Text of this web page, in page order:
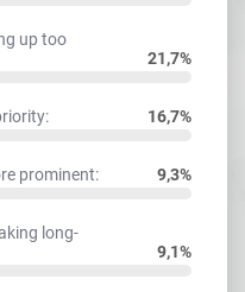
up too
21,7%
16,7%
prominent: 9,3%
long-
9,1%